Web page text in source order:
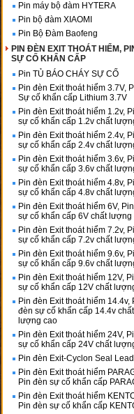
Pin máy bộ đàm HYTERA
Pin bộ đàm XIAOMI
Pin Bộ Đàm Baofeng
PIN ĐÈN EXIT THOÁT HIỂM,
SỰ CỐ KHẨN CẤP
Pin TỦ BÁO CHÁY SỰ CỐ
Pin đèn Exit thoát hiểm 3.7V,
Sự cố khẩn cấp Lithium 3.7V
Pin đèn Exit thoát hiểm 1.2v,
sự cố khẩn cấp 1.2v chất
Pin đèn Exit thoát hiểm 2.4v,
sự cố khẩn cấp 2.4v chất
Pin đèn Exit thoát hiểm 3.6v,
sự cố khẩn cấp 3.6v chất
Pin đèn Exit thoát hiểm 4.8v,
sự cố khẩn cấp 4.8v chất
Pin đèn Exit thoát hiểm 6V,
sự cố khẩn cấp 6V chất lượng
Pin đèn Exit thoát hiểm 7.2v,
sự cố khẩn cấp 7.2v chất
Pin đèn Exit thoát hiểm 9.6v,
sự cố khẩn cấp 9.6v chất
Pin đèn Exit thoát hiểm 12V,
sự cố khẩn cấp 12V chất
Pin đèn Exit thoát hiểm 14.4v,
đèn sự cố khẩn cấp 14.4v chất
lượng cao
Pin đèn Exit thoát hiểm 24V,
sự cố khẩn cấp 24V chất
Pin đèn Exit-Cyclon Seal Lead
Pin đèn Exit thoát hiểm
Pin đèn sự cố khẩn cấp
Pin đèn Exit thoát hiểm
Pin đèn sự cố khẩn cấp